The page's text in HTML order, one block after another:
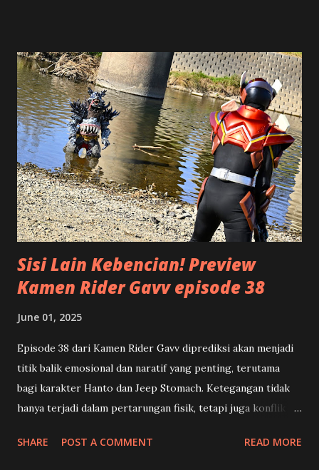
bangunan antik dari negeri Mesir, tetapi istilah ini untuk
menggambarkan bagaimana cara kita menulis. Kalau Anda
melihat piramida, bentuknya mirip dengan segitiga. Bagian
atasnya adalah puncak, makin ke bawah makin lebar. Namun
kalau piramida atau segitiga ini posisinya kita balik, terlihat
bahwa bagian paling atas yang lebar atau luas, terus
mengecil ke bawah menjadi titik runcing. Serupa dengan
bentuk segitiga terbalik tersebut, suatu artikel akan lebih
terstruktur apabila di bagian awal atau ...
Sisi Lain Kebencian! Preview
Kamen Rider Gavv episode 38
June 01, 2025
Episode 38 dari Kamen Rider Gavv diprediksi akan menjadi
titik balik emosional dan naratif yang penting, terutama
bagi karakter Hanto dan Jeep Stomach. Ketegangan tidak
hanya terjadi dalam pertarungan fisik, tetapi juga konflik
karakter utama. 🍡 Toko Manisan dan Kenangan Pahit
SHARE POST A COMMENT READ MORE